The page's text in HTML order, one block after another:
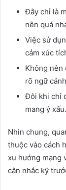
Đây chỉ là
nên quá
Việc sử
cảm xúc
Không nên
rõ ngữ
Đôi khi chỉ
mang ý xấu.
Nhìn chung,
thuộc vào cách
xu hướng mạng
cân nhắc kỹ